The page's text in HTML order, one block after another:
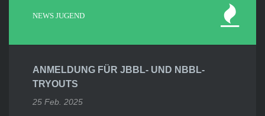
NEWS JUGEND
ANMELDUNG FÜR JBBL- UND NBBL-
TRYOUTS
25 Feb. 2025